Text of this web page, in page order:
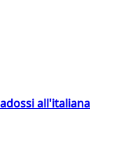
all'italiana